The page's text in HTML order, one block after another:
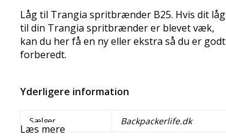
Låg til Trangia spritbrænder B25. Hvis dit låg
til din Trangia spritbrænder er blevet væk,
kan du her få en ny eller ekstra så du er godt
forberedt.
Yderligere information
Sælger Backpackerlife.dk
Læs mere